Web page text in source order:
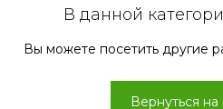
В данной
Вы можете посетить другие
Вернуться на